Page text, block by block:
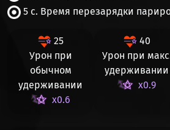
5 с. Время перезарядки
25
Урон при
обычном
удерживании
x0.6
40
Урон при
удерживании
x0.9